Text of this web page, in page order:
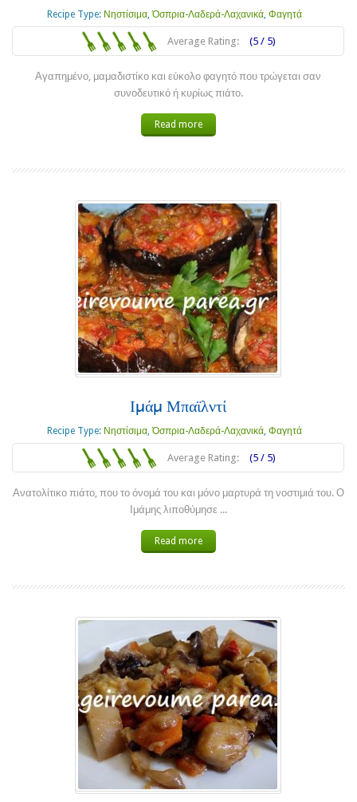
Recipe Type: Νηστίσιμα,Όσπρια-Λαδερά-Λαχανικά, Φαγητά
Average Rating: (5 / 5)
Αγαπημένο, μαμαδιστίκο και εύκολο φαγητό που τρώγεται σαν
συνοδευτικό ή κυρίως πιάτο.
Read more
Ιμάμ Μπαϊλντί
Recipe Type: Νηστίσιμα,Όσπρια-Λαδερά-Λαχανικά, Φαγητά
Average Rating: (5 / 5)
Ανατολίτικο πιάτο, που το όνομά του και μόνο μαρτυρά τη νοστιμιά του. Ο
Ιμάμης λιποθύμησε ...
Read more